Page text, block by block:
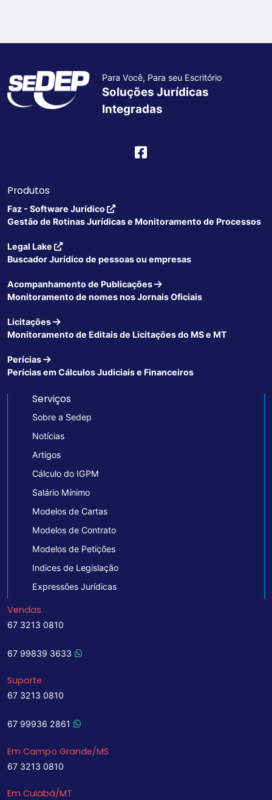
Para Você, Para seu Escritório
Soluções Jurídicas
Integradas
Produtos
Faz - Software Jurídico
Gestão de Rotinas Jurídicas e Monitoramento de Processos
Legal Lake
Buscador Jurídico de pessoas ou empresas
Acompanhamento de Publicações
Monitoramento de nomes nos Jornais Oficiais
Licitações
Monitoramento de Editais de Licitações do MS e MT
Perícias
Perícias em Cálculos Judiciais e Financeiros
Serviços
Sobre a Sedep
Notícias
Artigos
Cálculo do IGPM
Salário Mínimo
Modelos de Cartas
Modelos de Contrato
Modelos de Petições
Indices de Legislação
Expressões Jurídicas
Vendas
67 3213 0810
67 99839 3633
Suporte
67 3213 0810
67 99936 2861
Em Campo Grande/MS
67 3213 0810
Em Cuiabá/MT